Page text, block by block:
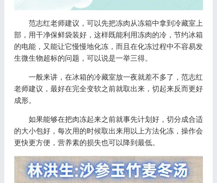
范志红老师建议，可以先把冻肉从冻箱中拿到冷藏室上
部，用干净保鲜袋装好，这样既能利用冻肉的冷，节约冰箱
的电能，又能让它慢慢地化冻，而且在化冻过程中不容易发
生微生物超标的问题，可以说是一举三得。
一般来讲，在冰箱的冷藏室放一夜就差不多了，范志红
老师建议，最好在完全变软之前就取出来，切起来反而更好
成形。
如果能够在把肉冻起来之前就事先计划好，切分成合适
的大小包好，每次用的时候取出来用以上方法化冻，操作会
更快更方便，营养素的损失也可以降到最低。